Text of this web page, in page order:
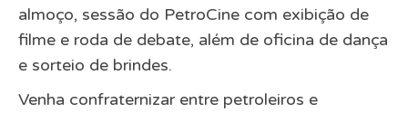
almoço, sessão do PetroCine com exibição de
filme e roda de debate, além de oficina de dança
e sorteio de brindes.
Venha confraternizar entre petroleiros e